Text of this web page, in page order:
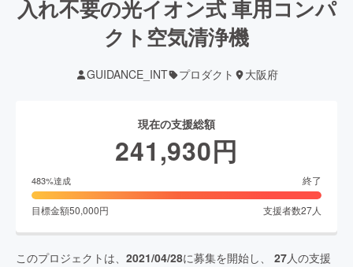
入れ不要の光イオン式 車用コンパ
クト空気清浄機
GUIDANCE_INT プロダクト 大阪府
現在の支援総額
241,930円
483%達成 終了
目標金額50,000円 支援者数27人
このプロジェクトは、 2021/04/28に募集を開始し、 27人の支援